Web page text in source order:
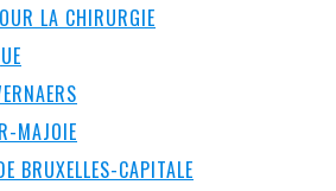
LA CHIRURGIE
MAJOIE
BRUXELLES-CAPITALE